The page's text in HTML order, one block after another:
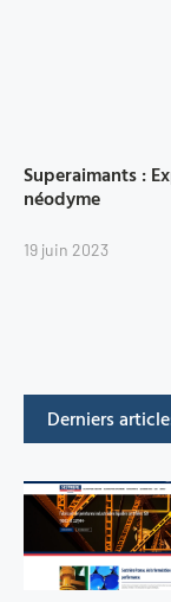
Superaimants :
néodyme
19 juin 2023
Derniers